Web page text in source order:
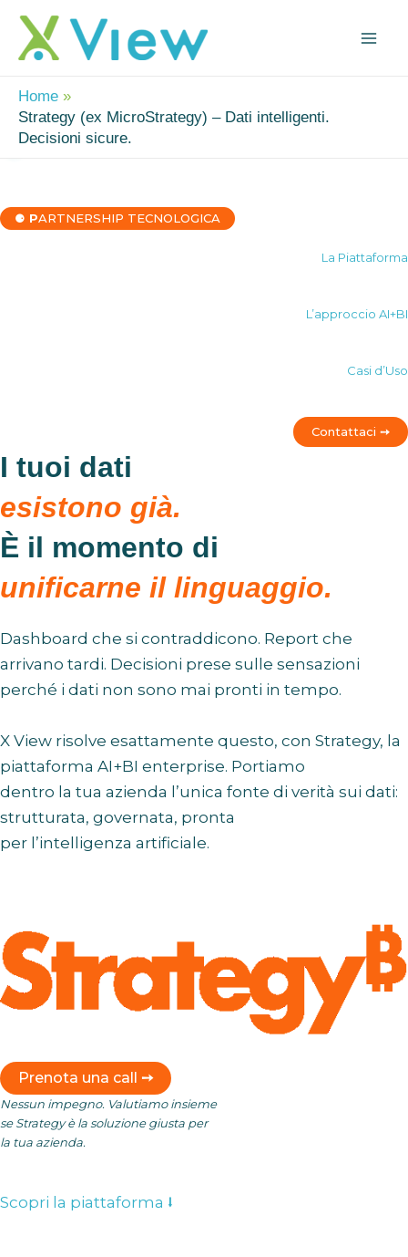
Vai
contenuto
Home
Strategy (ex MicroStrategy) – Dati intelligenti.
Decisioni sicure.
⚈ PARTNERSHIP TECNOLOGICA
La Piattaforma
L’approccio AI+BI
Casi d’Uso
Contattaci ➙
I tuoi dati
esistono già.
È il momento di
unificarne il linguaggio.
Dashboard che si contraddicono. Report che
arrivano tardi. Decisioni prese sulle sensazioni
perché i dati non sono mai pronti in tempo.
X View risolve esattamente questo, con Strategy, la
piattaforma AI+BI enterprise. Portiamo
dentro la tua azienda l’unica fonte di verità sui dati:
strutturata, governata, pronta
per l’intelligenza artificiale.
Prenota una call ➙
Nessun impegno. Valutiamo insieme
se Strategy è la soluzione giusta per
la tua azienda.
Scopri la piattaforma ⭣